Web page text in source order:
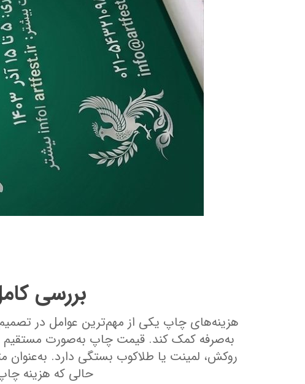
بررسی
هزینه‌های چاپ یکی از مهم‌ترین عوامل در
به‌صرفه کمک کند. قیمت چاپ به‌صورت مستقیم
روکش، لمینت یا طلاکوب بستگی دارد.
حالی که هزینه